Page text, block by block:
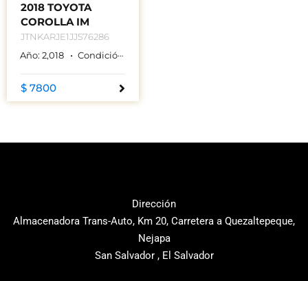
2018 TOYOTA
COROLLA IM
JTNKARJE1JJ576286
Año: 2,018 Condición:
$ 7800
Dirección
Almacenadora Trans-Auto, Km 20, Carretera a Quezaltepeque,
Nejapa
San Salvador , El Salvador